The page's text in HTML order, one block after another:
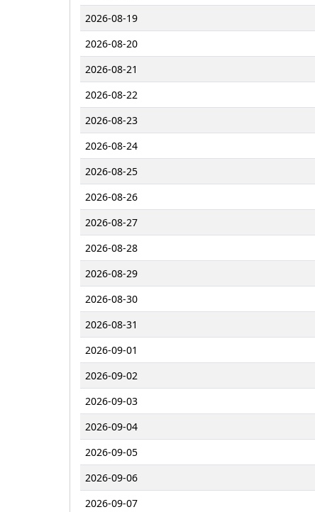
2026-08-19
2026-08-20
2026-08-21
2026-08-22
2026-08-23
2026-08-24
2026-08-25
2026-08-26
2026-08-27
2026-08-28
2026-08-29
2026-08-30
2026-08-31
2026-09-01
2026-09-02
2026-09-03
2026-09-04
2026-09-05
2026-09-06
2026-09-07